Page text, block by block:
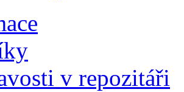
v repozitáři